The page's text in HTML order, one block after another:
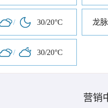
/ 30/20°C 龙
/ 30/20°C
营销